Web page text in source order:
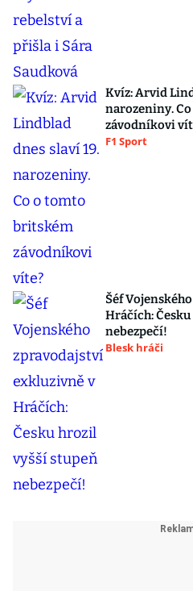
Kvíz: Arvid
narozeniny.
závodníkovi
F1 Sport
Šéf
Hráčích:
nebezpečí!
Blesk hráči